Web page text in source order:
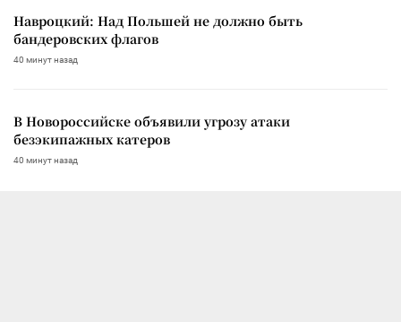
Навроцкий: Над Польшей не должно быть
бандеровских флагов
40 минут назад
В Новороссийске объявили угрозу атаки
безэкипажных катеров
40 минут назад